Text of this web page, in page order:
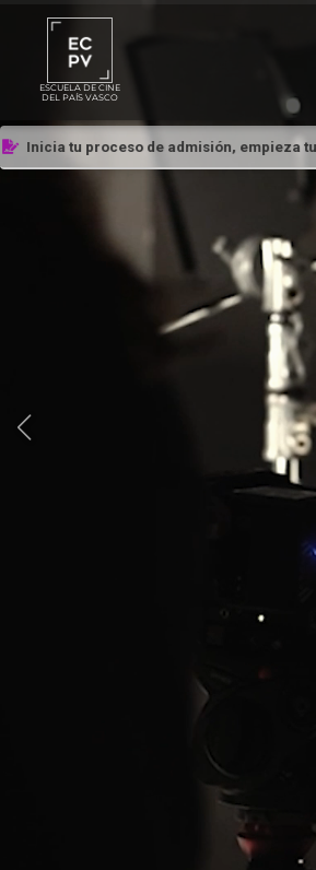
ESCUELA DE CINE
DEL PAÍS VASCO
Inicia tu proceso de admisión, empieza tu
Aprende
Nuestros profesores son
activo del mundo audiovisual